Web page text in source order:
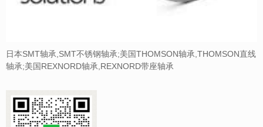
日本SMT轴承,SMT不锈钢轴承;美国THOMSON轴承,THOMSON直线
轴承;美国REXNORD轴承,REXNORD带座轴承